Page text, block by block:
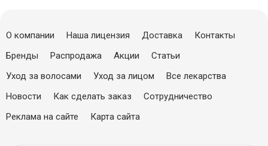
О компании Наша лицензия Доставка
Контакты
Бренды
Распродажа Акции
Статьи
Уход за волосами
Уход за лицом
Все лекарства
Новости
Как сделать заказ
Сотрудничество
Реклама на сайте
Карта сайта